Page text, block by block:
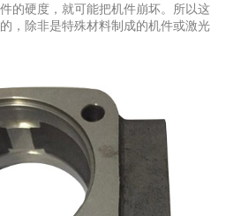
的硬度，就可能把机件崩坏。所以这
的，除非是特殊材料制成的机件或激光